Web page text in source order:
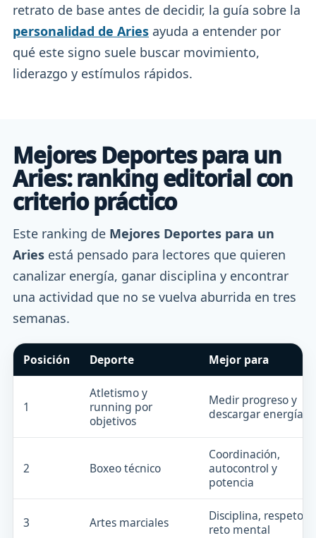
retrato de base antes de decidir, la guía sobre la
personalidad de Aries ayuda a entender por
qué este signo suele buscar movimiento,
liderazgo y estímulos rápidos.
Mejores Deportes para un
Aries: ranking editorial con
criterio práctico
Este ranking de Mejores Deportes para un
Aries está pensado para lectores que quieren
canalizar energía, ganar disciplina y encontrar
una actividad que no se vuelva aburrida en tres
semanas.
Posición Deporte Mejor para
1
Atletismo y
running por
objetivos
Medir progreso y
descargar energía
2 Boxeo técnico
Coordinación,
autocontrol y
potencia
3 Artes marciales
Disciplina, respeto y
reto mental